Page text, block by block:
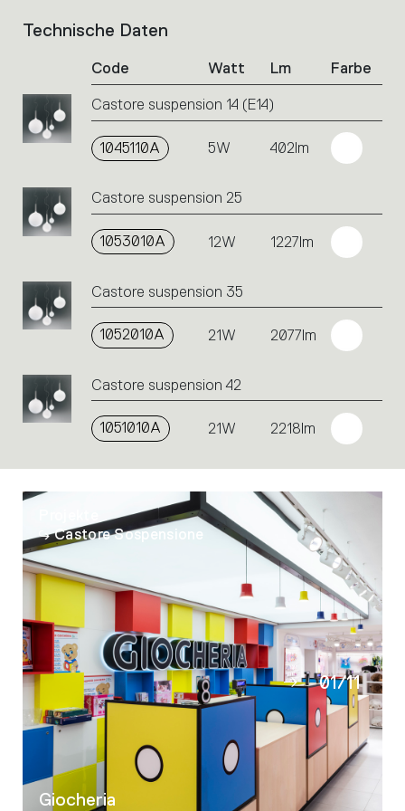
List
on
the
icons
to
action.
Technische Daten
Code Watt Lm Farbe
Castore suspension 14 (E14)
1045110A 5W 402lm
Castore suspension 25
1053010A 12W 1227lm
Castore suspension 35
1052010A 21W 2077lm
Castore suspension 42
1051010A 21W 2218lm
Castore Sospensione
Giocheria
01
02
05
/11